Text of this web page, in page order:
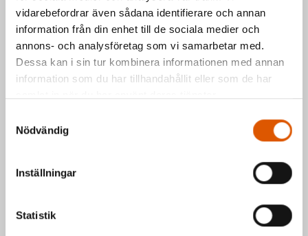
vidarebefordrar även sådana identifierare och annan
information från din enhet till de sociala medier och
annons- och analysföretag som vi samarbetar med.
Dessa kan i sin tur kombinera informationen med annan
information som du har tillhandahållit eller som de har
Nödvändig
Inställningar
Statistik
Kontakta oss via formuläret eller direkt, så
hör vi av oss så fort vi kan.
Johan Olander e-posteller telefon 035-
2953810
Hälsningar Johan & Mattias